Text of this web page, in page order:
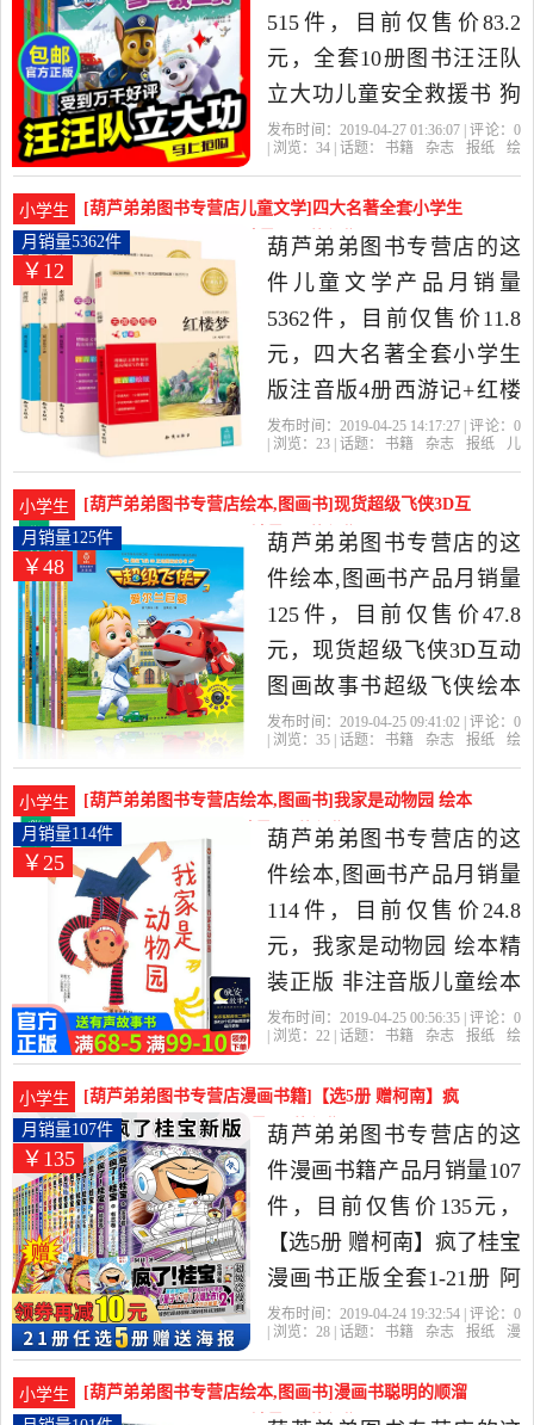
报纸当中性价比很高的绘
本,图画书，由福建 福州发
货。
515件，目前仅售价83.2
元，全套10册图书汪汪队
立大功儿童安全救援书 狗
狗汪汪队故事书绘本幼儿
书籍 小学生漫画书卡通动
漫宝宝阅读是2019年葫芦
弟弟图书专营店精选书籍,
杂志,报纸当中性价比很高
的绘本,图画书，由福建 福
州发货。
发布时间：2019-04-27 01:36:07 | 评论： 0
| 浏览： 34 | 话题： 书籍 杂志 报纸
绘
小学生
[葫芦弟弟图书专营店儿童文学]四大名著全套小学生
版注音版4册西游记月销量5362件仅售11.8元
￥12
月销量5362件
葫芦弟弟图书专营店的这
件儿童文学产品月销量
5362件，目前仅售价11.8
元，四大名著全套小学生
版注音版4册西游记+红楼
梦+三国演义+水浒传儿童
画连环画课外阅读书籍一
二三年级故事书是2019年
葫芦弟弟图书专营店精选
书籍,杂志,报纸当中性价比
很高的儿童文学，由福建
福州发货。
发布时间：2019-04-25 14:17:27 | 评论： 0
| 浏览： 23 | 话题： 书籍 杂志 报纸
儿
小学生
[葫芦弟弟图书专营店绘本,图画书]现货超级飞侠3D互
动图画故事书超级飞月销量125件仅售47.8元
￥48
月销量125件
葫芦弟弟图书专营店的这
件绘本,图画书产品月销量
125件，目前仅售价47.8
元，现货超级飞侠3D互动
图画故事书超级飞侠绘本
书第三季第二辑共8册大小
4-5-6岁卡通动漫飞侠圆圆
拼音故事书是2019年葫芦
弟弟图书专营店精选书籍,
杂志,报纸当中性价比很高
的绘本,图画书，由福建 福
州发货。
发布时间：2019-04-25 09:41:02 | 评论： 0
| 浏览： 35 | 话题： 书籍 杂志 报纸
绘
小学生
[葫芦弟弟图书专营店绘本,图画书]我家是动物园 绘本
精装正版 非注音版月销量114件仅售24.8元
￥25
月销量114件
葫芦弟弟图书专营店的这
件绘本,图画书产品月销量
114件，目前仅售价24.8
元，我家是动物园 绘本精
装正版 非注音版儿童绘本
0-3-6周岁幼儿园故事书硬
画书亲子读物宝宝漫画书
籍是2019年葫芦弟弟图书
专营店精选书籍,杂志,报纸
当中性价比很高的绘本,图
画书，由福建 福州发货。
发布时间：2019-04-25 00:56:35 | 评论： 0
| 浏览： 22 | 话题： 书籍 杂志 报纸
绘
小学生
[葫芦弟弟图书专营店漫画书籍]【选5册 赠柯南】疯
了桂宝漫画书正版月销量107件仅售135元
￥135
月销量107件
葫芦弟弟图书专营店的这
件漫画书籍产品月销量107
件，目前仅售价135元，
【选5册 赠柯南】疯了桂宝
漫画书正版全套1-21册 阿
桂疯了,桂宝20大全集漫画
故事儿童探险萌宠量子17
发布时间：2019-04-24 19:32:54 | 评论： 0
| 浏览： 28 | 话题： 书籍 杂志 报纸
漫
小学生
[葫芦弟弟图书专营店绘本,图画书]漫画书聪明的顺溜